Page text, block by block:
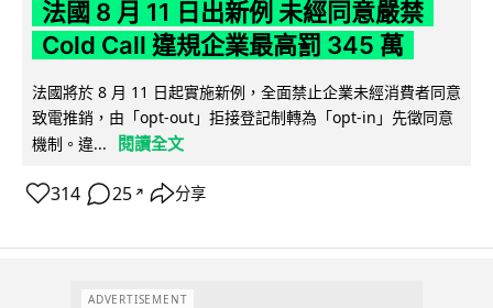
法國 8 月 11 日出新例 未經同意嚴禁
Cold Call 違規企業最高罰 345 萬
法國將於 8 月 11 日起實施新例，全面禁止企業未經消費者同意
致電推銷，由「opt-out」拒接登記制轉為「opt-in」先徵同意
機制。違...
閱讀全文
314 25 ↗ 分享
ADVERTISEMENT